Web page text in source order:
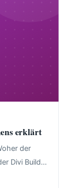
erklärt
der
Divi Builder